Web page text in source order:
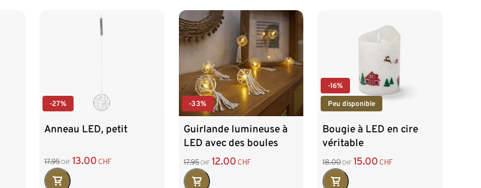
-27%
Anneau LED, petit
17.95 CHF 13.00 CHF
-33%
Guirlande lumineuse à
LED avec des boules
17.95 CHF 12.00 CHF
-16%
Peu disponible
Bougie à LED en cire
véritable
18.00 CHF 15.00 CHF